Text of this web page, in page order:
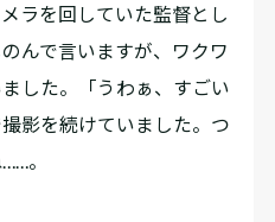
ラを回していた監督とし
んで言いますが、ワクワ
した。「うわぁ、すごい
影を続けていました。つ
。